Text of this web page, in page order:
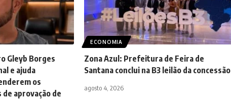
Gleyb Borges
e ajuda
os
aprovação de
ECONOMIA
Zona Azul: Prefeitura de Feira de
Santana conclui na B3 leilão da concessão
agosto 4, 2026